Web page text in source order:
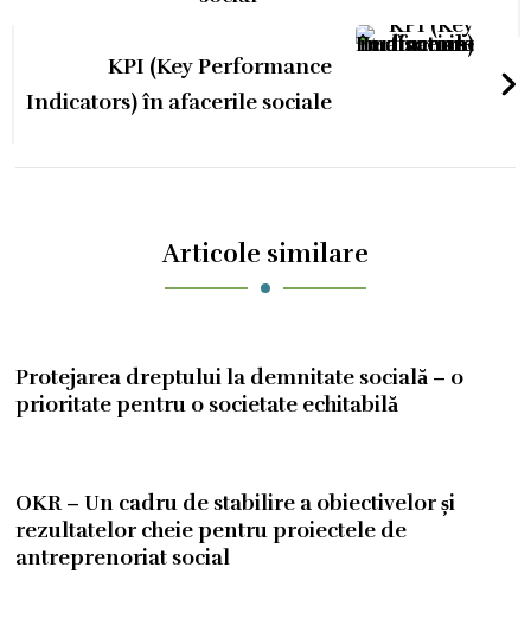
KPI (Key Performance
Indicators) în afacerile sociale
Articole similare
Protejarea dreptului la demnitate socială – o
prioritate pentru o societate echitabilă
OKR – Un cadru de stabilire a obiectivelor și
rezultatelor cheie pentru proiectele de
antreprenoriat social